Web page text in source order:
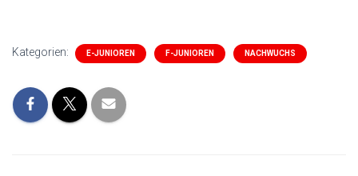
Kategorien: E-JUNIOREN F-JUNIOREN NACHWUCHS